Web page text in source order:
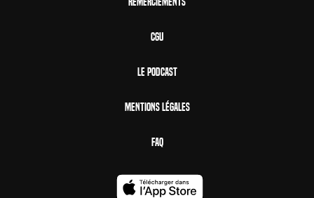
CGU
Le Podcast
Mentions Légales
FAQ